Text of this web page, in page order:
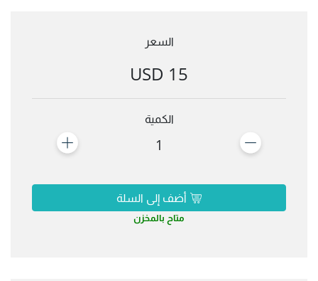
السعر
15 USD
الكمية
1
أضف إلى السلة
متاح بالمخزن